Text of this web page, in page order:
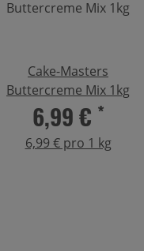
Cake-Masters
Buttercreme Mix 1kg
6,99 € *
6,99 € pro 1 kg